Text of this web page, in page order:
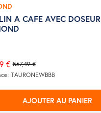
A CAFE AVEC DOSEUR
567,49 €
€
TAURONEWBBB
AJOUTER AU PANIER